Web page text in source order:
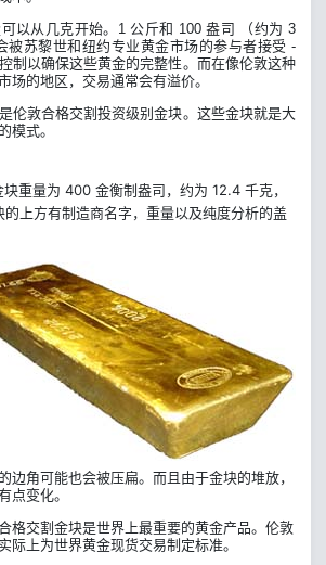
以从几克开始。1 公斤和 100 盎司 （约为 3
被苏黎世和纽约专业黄金市场的参与者接受 -
制以确保这些黄金的完整性。而在像伦敦这种
场的地区，交易通常会有溢价。
伦敦合格交割投资级别金块。这些金块就是大
模式。
块重量为 400 金衡制盎司，约为 12.4 千克，
的上方有制造商名字，重量以及纯度分析的盖
边角可能也会被压扁。而且由于金块的堆放，
点变化。
格交割金块是世界上最重要的黄金产品。伦敦
际上为世界黄金现货交易制定标准。